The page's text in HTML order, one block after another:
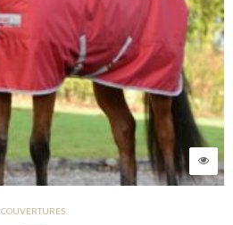
COUVERTURES